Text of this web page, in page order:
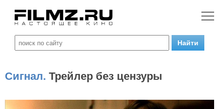
Сигнал. Трейлер без цензуры